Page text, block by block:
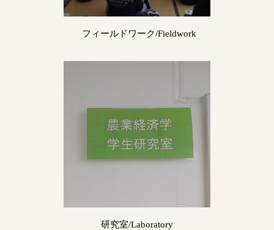
フィールドワーク/Fieldwork
研究室/Laboratory